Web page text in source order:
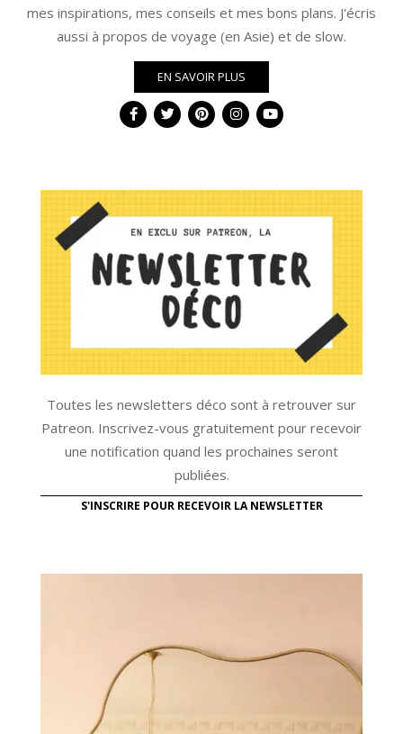
mes inspirations, mes conseils et mes bons plans. J'écris
aussi à propos de voyage (en Asie) et de slow.
EN SAVOIR PLUS
Toutes les newsletters déco sont à retrouver sur
Patreon. Inscrivez-vous gratuitement pour recevoir
une notification quand les prochaines seront
publiées.
S'INSCRIRE POUR RECEVOIR LA NEWSLETTER